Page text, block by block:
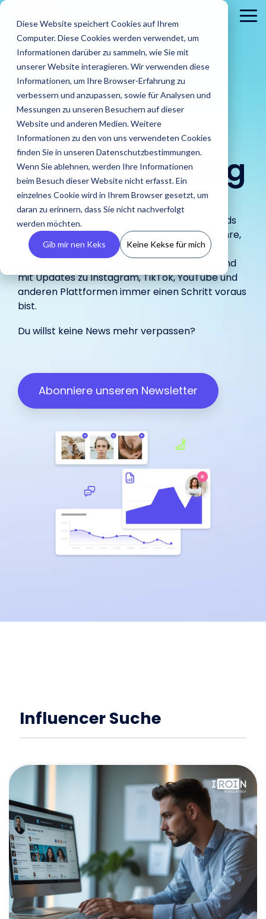
Diese Website speichert Cookies auf Ihrem
Computer. Diese Cookies werden verwendet, um
Informationen darüber zu sammeln, wie Sie mit
unserer Website interagieren. Wir verwenden diese
Informationen, um Ihre Browser-Erfahrung zu
verbessern und anzupassen, sowie für Analysen und
Messungen zu unseren Besuchern auf dieser
Website und anderen Medien. Weitere
Informationen zu den von uns verwendeten Cookies
finden Sie in unseren Datenschutzbestimmungen.
Wenn Sie ablehnen, werden Ihre Informationen
beim Besuch dieser Website nicht erfasst. Ein
einzelnes Cookie wird in Ihrem Browser gesetzt, um
daran zu erinnern, dass Sie nicht nachverfolgt
werden möchten.
Gib mir nen Keks Keine Kekse für mich
Skip
the
main
content.
Finde Creator
Finde starke
Influencer und
Creator weltweit
mit der KI-
gestützten
IROIN®.
Analysiere
Zielgruppen
Vermeide Fake
Following und lerne
schon vor Beginn
einer Kooperation
Influencer.
CRM
Influencer Marketing auf allen
Facebook TikTok
Agenturen
Finde heraus
wie IROIN®
Agenturen bei
der
Umsetzung
von Influencer
Kampagnen
Brands
Finde
heraus wie
IROIN®
Marken bei
Umsetzung
ihrer
in-house
unterstützt.
Blog
In unserem Blog
aktuelle Artikel
und spannende
Beiträge rund
um Influencer
IROINs®
Rising Stars
Zehn Creator,
die uns diesen
auf Instagram,
TikTok, Twitch &
YouTube
haben.
Guides &
Reports
Tipps für
erfolgreiches
Marketing.
Das sind wir
Einblick in unser
Unternehmen wir
stellen uns vor.
Karriere
Traumkarrieren
Entdecke deine
Zukunft.
Wir freuen uns über dein
Feedback:
DerIROIN®
Influencer
Marketing Blog
Entdecke die neuesten News, Tipps und Trends
aus der Welt des Influencer Marketings. Erfahre,
wie du erfolgreiche Kampagnenstrategien
entwickelst, innovative Tools optimal nutzt und
mit Updates zuInstagram,TikTok,YouTubeund
anderen Plattformen immer einen Schritt voraus
bist.
Du willst keine News mehr verpassen?
Abonniere unseren Newsletter
Influencer Suche